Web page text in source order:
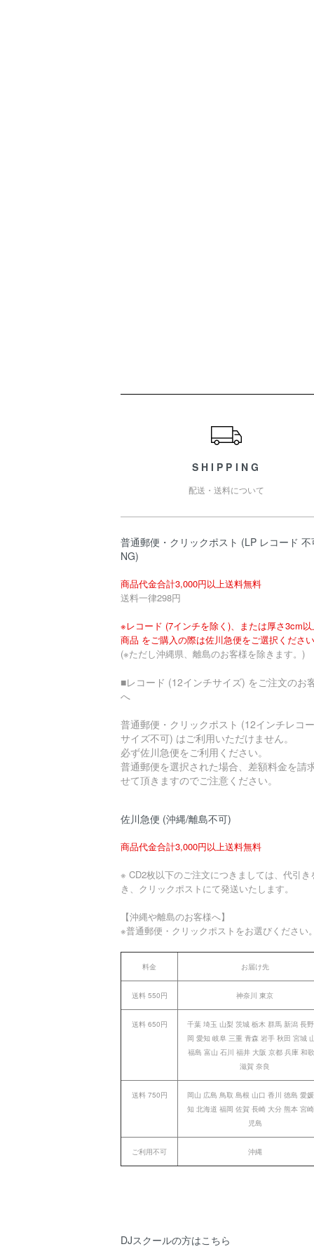
SHIPPING
配送・送料について
普通郵便・クリックポスト (LP レコード 不
NG)
商品代金合計3,000円以上送料無料
送料一律298円
※レコード (7インチを除く)、または厚さ3cm
商品 をご購入の際は佐川急便をご選択ください
(※ただし沖縄県、離島のお客様を除きます。)
■レコード (12インチサイズ) をご注文のお
へ
普通郵便・クリックポスト (12インチレコ
サイズ不可) はご利用いただけません。
必ず佐川急便をご利用ください。
普通郵便を選択された場合、差額料金を請
せて頂きますのでご注意ください。
佐川急便 (沖縄/離島不可)
商品代金合計3,000円以上送料無料
※ CD2枚以下のご注文につきましては、代引き
き、クリックポストにて発送いたします。
【沖縄や離島のお客様へ】
※普通郵便・クリックポストをお選びください。
料金 お届け先
送料 550円 神奈川 東京
送料 650円
千葉 埼玉 山梨 茨城 栃木 群馬 新潟 長
岡 愛知 岐阜 三重 青森 岩手 秋田 宮城
福島 富山 石川 福井 大阪 京都 兵庫 和
滋賀 奈良
送料 750円
岡山 広島 鳥取 島根 山口 香川 徳島 愛
知 北海道 福岡 佐賀 長崎 大分 熊本 宮
児島
ご利用不可 沖縄
DJスクールの方はこちら